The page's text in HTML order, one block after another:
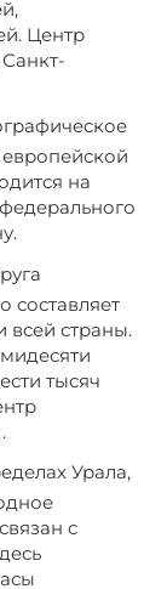
Центр
на
составляет
всей страны.
тысяч
Урала,
с